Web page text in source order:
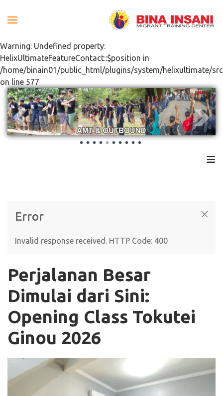
Warning: Undefined property:
HelixUltimateFeatureContact::$position in
/home/binain01/public_html/plugins/system/helixultimate/
on line 577
≡
Error
Invalid response received. HTTP Code: 400
Perjalanan Besar
Dimulai dari Sini:
Opening Class Tokutei
Ginou 2026